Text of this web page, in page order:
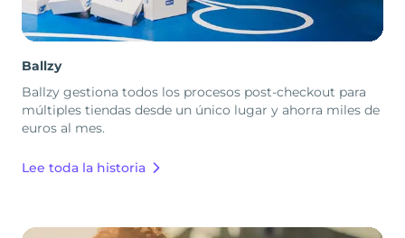
Ballzy
Ballzy gestiona todos los procesos post-checkout para
múltiples tiendas desde un único lugar y ahorra miles de
euros al mes.
Lee toda la historia